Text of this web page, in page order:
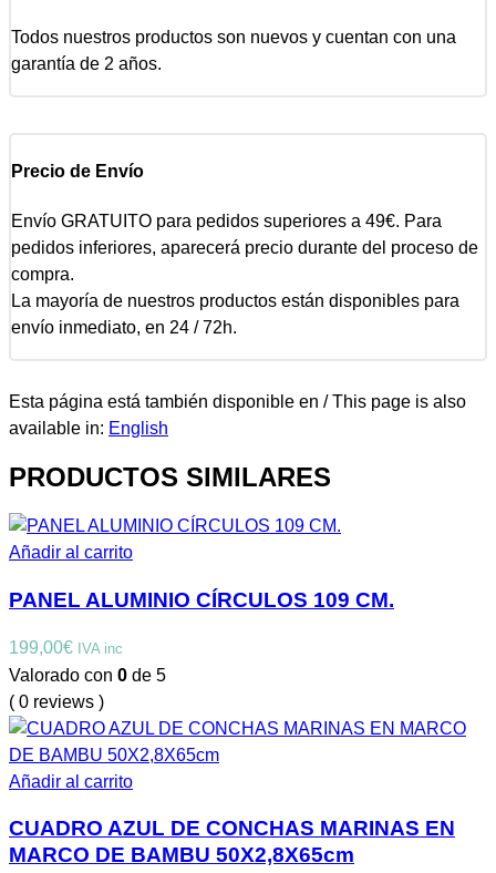
Todos nuestros productos son nuevos y cuentan con una
garantía de 2 años.
Precio de Envío
Envío GRATUITO para pedidos superiores a 49€. Para
pedidos inferiores, aparecerá precio durante del proceso de
compra.
La mayoría de nuestros productos están disponibles para
envío inmediato, en 24 / 72h.
Esta página está también disponible en / This page is also
available in: English
PRODUCTOS SIMILARES
Añadir al carrito
PANEL ALUMINIO CÍRCULOS 109 CM.
199,00€ IVA inc
Valorado con 0 de 5
( 0 reviews )
Añadir al carrito
CUADRO AZUL DE CONCHAS MARINAS EN
MARCO DE BAMBU 50X2,8X65cm